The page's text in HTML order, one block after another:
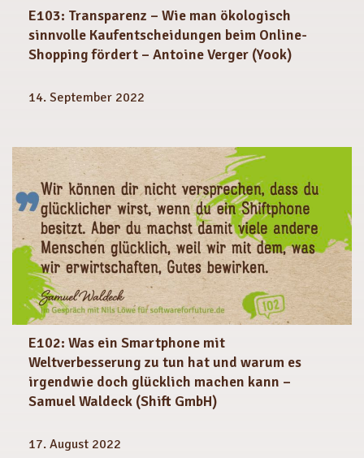
E103: Transparenz – Wie man ökologisch
sinnvolle Kaufentscheidungen beim Online-
Shopping fördert – Antoine Verger (Yook)
14. September 2022
E102: Was ein Smartphone mit
Weltverbesserung zu tun hat und warum es
irgendwie doch glücklich machen kann –
Samuel Waldeck (Shift GmbH)
17. August 2022